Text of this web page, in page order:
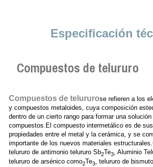
Especificación
Compuestos de telururo
Compuestos de telururose refieren a los
y compuestos metaloides, cuya composición
dentro de un cierto rango para formar una
compuestos.El compuesto intermetálico es de
propiedades entre el metal y la cerámica, y se
importante de los nuevos materiales
telururo de antimonio telururo Sb2Te3 , Aluminio
telururo de arsénico como2Te3, telururo de